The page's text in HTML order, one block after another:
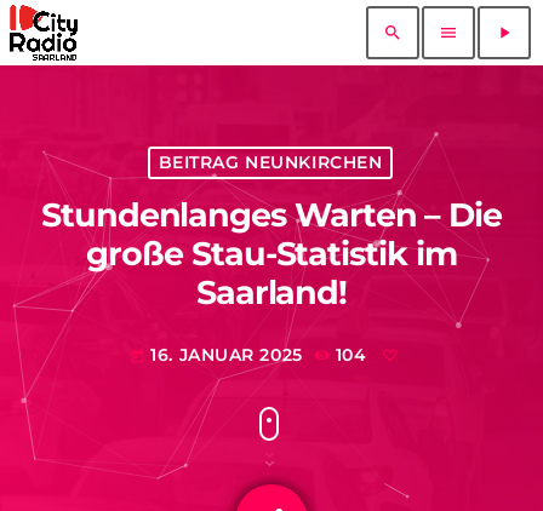
search menu play_arrow
BEITRAG NEUNKIRCHEN
Stundenlanges Warten – Die
große Stau-Statistik im
Saarland!
today 16. JANUAR 2025 104